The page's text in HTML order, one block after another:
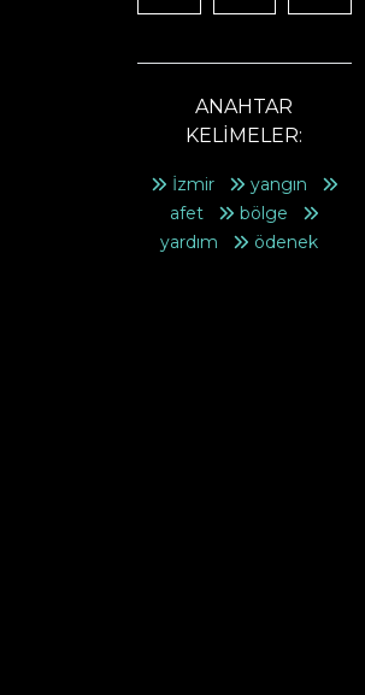
ANAHTAR
KELİMELER:
İzmir
yangın
afet
bölge
yardım
ödenek